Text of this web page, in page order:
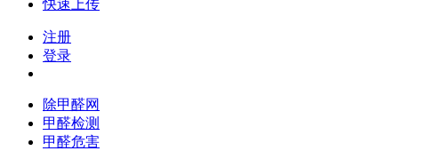
快速上传
注册
登录
除甲醛网
甲醛检测
甲醛危害